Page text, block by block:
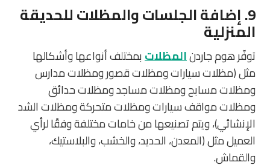
9. إضافة الجلسات والمظلات للحديقة
المنزلية
توفّر هوم جاردنالمظلاتبمختلف أنواعها وأشكالها
مثل (مظلات سيارات ومظلات قصور ومظلات مدارس
ومظلات مسابح ومظلات مساجد ومظلات حدائق
ومظلات مواقف سيارات ومظلات متحركة ومظلات الشد
الإنشائي)، ويتم تصنيعها من خامات مختلفة وفقًا لرأي
العميل مثل (المعدن، الحديد، والخشب، والبلاستيك،
والقماش.